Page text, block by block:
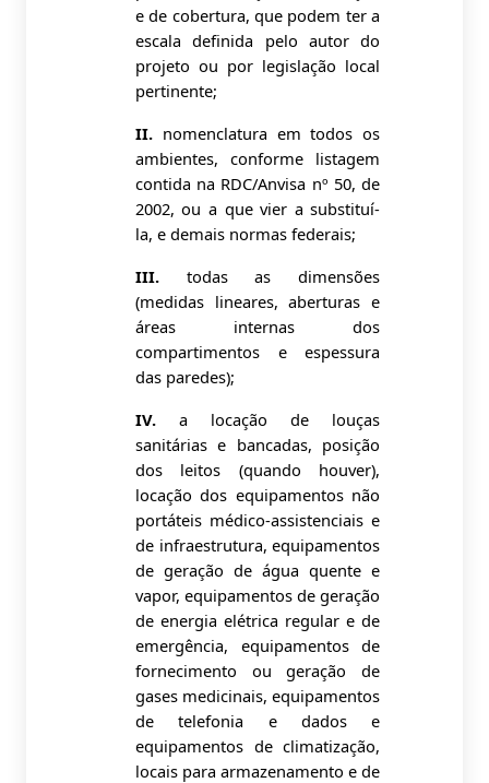
e de cobertura, que podem ter a
escala definida pelo autor do
projeto ou por legislação local
pertinente;
II.nomenclatura em todos os
ambientes, conforme listagem
contida na RDC/Anvisa nº 50, de
2002, ou a que vier a substituí-
la, e demais normas federais;
III.todas as dimensões
(medidas lineares, aberturas e
áreas internas dos
compartimentos e espessura
das paredes);
IV.a locação de louças
sanitárias e bancadas, posição
dos leitos (quando houver),
locação dos equipamentos não
portáteis médico-assistenciais e
de infraestrutura, equipamentos
de geração de água quente e
vapor, equipamentos de geração
de energia elétrica regular e de
emergência, equipamentos de
fornecimento ou geração de
gases medicinais, equipamentos
de telefonia e dados e
equipamentos de climatização,
locais para armazenamento e de